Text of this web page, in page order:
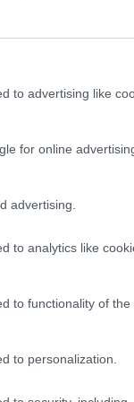
to advertising like
for online
advertising.
to analytics like
to functionality of the
to personalization.
A
kezdték
A
– így
a hippi
egyre
rabbikhoz.
hónappal a
megrázta